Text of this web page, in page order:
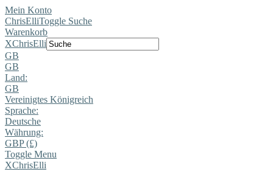
Mein Konto
ChrisElliToggle Suche
Warenkorb
XChrisElli
GB
GB
Land:
GB
Vereinigtes Königreich
Sprache:
Deutsche
Währung:
GBP (£)
Toggle Menu
XChrisElli